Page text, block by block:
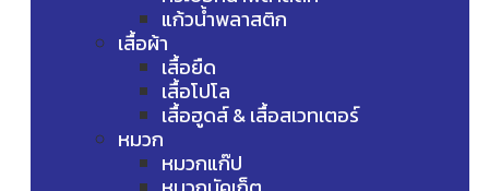
แก้วน้ำพลาสติก
เสื้อผ้า
เสื้อยืด
เสื้อโปโล
เสื้อฮูดส์ & เสื้อสเวทเตอร์
หมวก
หมวกแก๊ป